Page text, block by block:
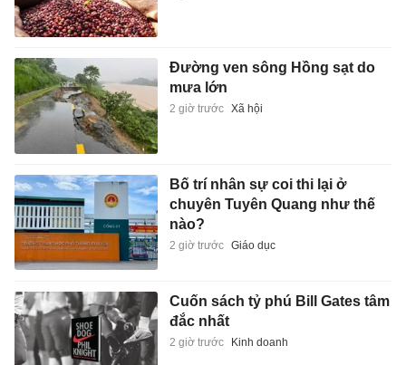
Đường ven sông Hồng sạt do
mưa lớn
2 giờ trước Xã hội
Bố trí nhân sự coi thi lại ở
chuyên Tuyên Quang như thế
nào?
2 giờ trước Giáo dục
Cuốn sách tỷ phú Bill Gates tâm
đắc nhất
2 giờ trước Kinh doanh